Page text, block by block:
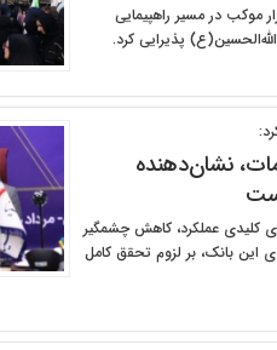
موکب در مسیر راهپیمایی
پذیرایی کرد.
نشان‌دهنده
کلیدی عملکرد، کاهش چشمگیر
این بانک، بر لزوم تحقق کامل